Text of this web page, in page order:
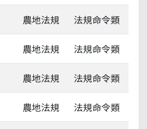
農地法規 法規命令類
農地法規 法規命令類
農地法規 法規命令類
農地法規 法規命令類